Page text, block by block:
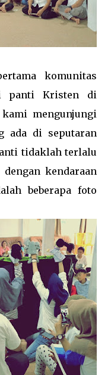
komunitas
panti Kristen di
mengunjungi
ada di seputaran
tidaklah terlalu
kendaraan
beberapa foto